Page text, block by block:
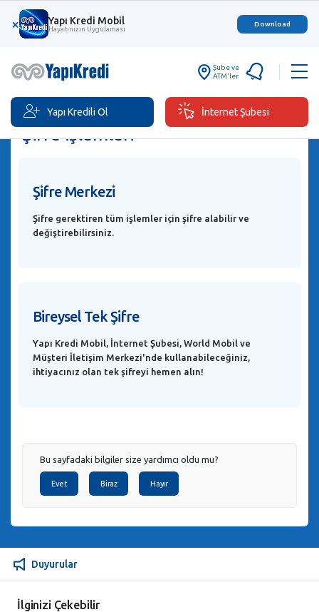
× Yapı Kredi Mobil
Hayatınızın Uygulaması
Download
Şube ve
ATM'ler
Yapı Kredili Ol İnternet Şubesi
Şifre İşlemleri
Şifre Merkezi
Şifre gerektiren tüm işlemler için şifre alabilir ve
değiştirebilirsiniz.
Bireysel Tek Şifre
Yapı Kredi Mobil, İnternet Şubesi, World Mobil ve
Müşteri İletişim Merkezi'nde kullanabileceğiniz,
ihtiyacınız olan tek şifreyi hemen alın!
Bu sayfadaki bilgiler size yardımcı oldu mu?
Evet Biraz Hayır
Duyurular
İlginizi Çekebilir